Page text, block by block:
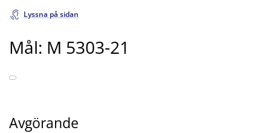
Lyssna på sidan
Mål: M 5303-21
Avgörande